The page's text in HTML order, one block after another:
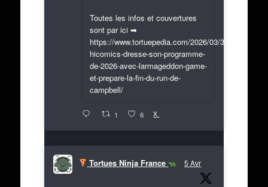
Toutes les infos et couvertures
sont par ici ➡
https://www.tortuepedia.com/2026/03/31/exclusif-
hicomics-dresse-son-programme-
de-2026-avec-larmageddon-game-
et-prepare-la-fin-du-run-de-
campbell/
1 6 X
Tortues Ninja France 5 Avr